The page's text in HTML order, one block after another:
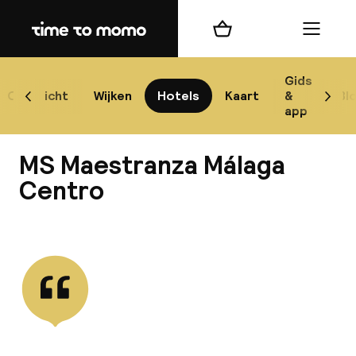
Home
Overzicht Wijken Hotels Kaart
Gids
&
app
Scroll naar links
Winkelmand Menu
MS Maestranza Málaga
Centro